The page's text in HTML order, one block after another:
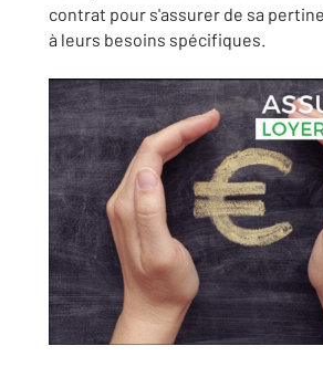
contrat pour s'assurer de sa
à leurs besoins spécifiques.